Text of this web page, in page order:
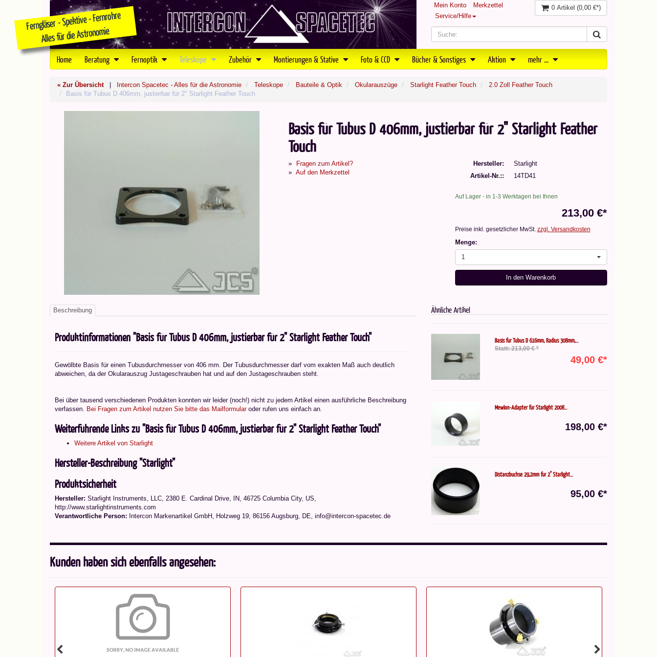
Mein Konto
Merkzettel
Service/Hilfe
0 Artikel (0,00 €*)
Home Beratung Fernoptik Teleskope Zubehör Montierungen & Stative Foto & CCD Bücher & Sonstiges Aktion mehr ...
« Zur Übersicht| Intercon Spacetec - Alles für die Astronomie Teleskope Bauteile & Optik Okularauszüge Starlight Feather Touch
2.0 Zoll Feather Touch
Basis für Tubus D 406mm, justierbar für 2" Starlight Feather Touch
Basis für Tubus D 406mm, justierbar für 2" Starlight Feather
Touch
Fragen zum Artikel?
Auf den Merkzettel
Hersteller
Starlight
Artikel-Nr.:
14TD41
Auf Lager - in 1-3 Werktagen bei Ihnen
213,00 €*
Preise inkl. gesetzlicher MwSt. zzgl. Versandkosten
Menge:
1
In den Warenkorb
Beschreibung
Produktinformationen "Basis für Tubus D 406mm, justierbar für 2" Starlight Feather Touch"
Gewölbte Basis für einen Tubusdurchmesser von 406 mm. Der Tubusdurchmesser darf vom exakten Maß auch deutlich
abweichen, da der Okularauszug Justageschrauben hat und auf den Justageschrauben steht.
Bei über tausend verschiedenen Produkten konnten wir leider (noch!) nicht zu jedem Artikel einen ausführliche Beschreibung
verfassen. Bei Fragen zum Artikel nutzen Sie bitte das Mailformularoder rufen uns einfach an.
Weiterführende Links zu "Basis für Tubus D 406mm, justierbar für 2" Starlight Feather Touch"
Weitere Artikel von Starlight
Hersteller-Beschreibung "Starlight"
Produktsicherheit
Hersteller: Starlight Instruments, LLC, 2380 E. Cardinal Drive, IN, 46725 Columbia City, US,
http://www.starlightinstruments.com
Verantwortliche Person: Intercon Markenartikel GmbH, Holzweg 19, 86156 Augsburg, DE, info@intercon-spacetec.de
Ähnliche Artikel
Basis für Tubus D 616mm, Radius 308mm,...
Statt: 213,00 € *
49,00 €*
Mewlon-Adapter für Starlight 2008...
198,00 €*
Distanzbuchse 29,2mm für 2" Starlight...
95,00 €*
Kunden haben sich ebenfalls angesehen: